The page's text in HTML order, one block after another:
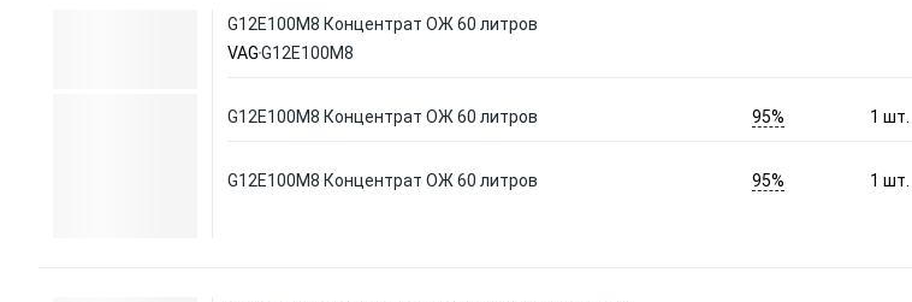
G12E100M8 Концентрат ОЖ 60 литров
VAGG12E100M8
G12E100M8 Концентрат ОЖ 60 литров 95% 1шт.
G12E100M8 Концентрат ОЖ 60 литров 95% 1шт.